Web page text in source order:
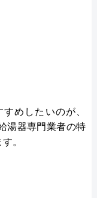
めしたいのが、
湯器専門業者の特
。